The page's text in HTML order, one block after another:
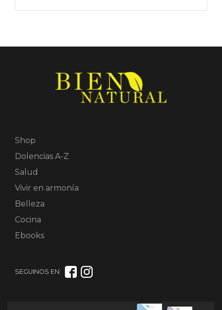
Shop
Dolencias A-Z
Salud
Vivir en armonía
Belleza
Cocina
Ebooks
SEGUINOS EN: